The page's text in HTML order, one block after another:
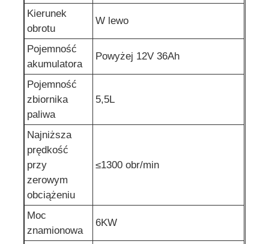
Kierunek
obrotu
W lewo
Pojemność
akumulatora
Powyżej 12V 36Ah
Pojemność
zbiornika
paliwa
5,5L
Najniższa
prędkość
przy
zerowym
obciążeniu
≤1300 obr/min
Moc
znamionowa
6KW